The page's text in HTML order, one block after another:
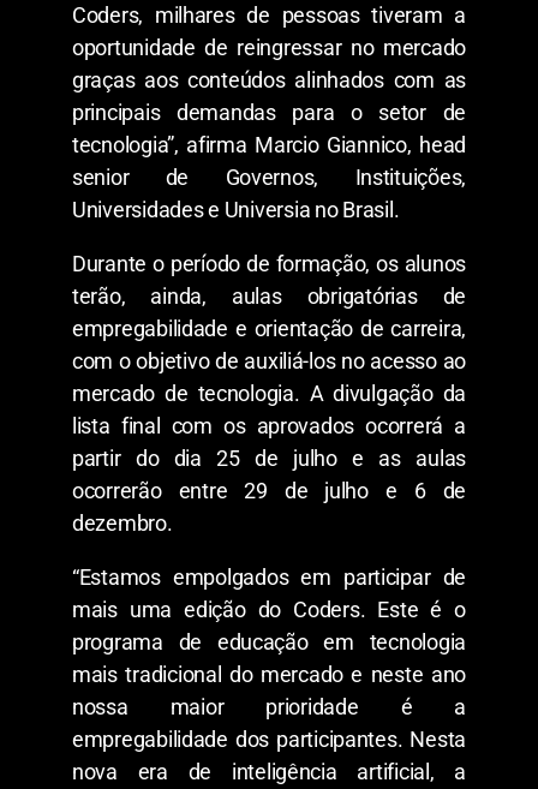
Coders, milhares de pessoas tiveram a
oportunidade de reingressar no mercado
graças aos conteúdos alinhados com as
principais demandas para o setor de
tecnologia”, afirma Marcio Giannico, head
senior de Governos, Instituições,
Universidades e Universia no Brasil.
Durante o período de formação, os alunos
terão, ainda, aulas obrigatórias de
empregabilidade e orientação de carreira,
com o objetivo de auxiliá-los no acesso ao
mercado de tecnologia. A divulgação da
lista final com os aprovados ocorrerá a
partir do dia 25 de julho e as aulas
ocorrerão entre 29 de julho e 6 de
dezembro.
“Estamos empolgados em participar de
mais uma edição do Coders. Este é o
programa de educação em tecnologia
mais tradicional do mercado e neste ano
nossa maior prioridade é a
empregabilidade dos participantes. Nesta
nova era de inteligência artificial, a